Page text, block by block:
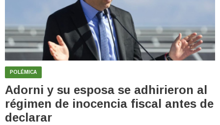
POLÉMICA
Adorni y su esposa se adhirieron al
régimen de inocencia fiscal antes de
declarar